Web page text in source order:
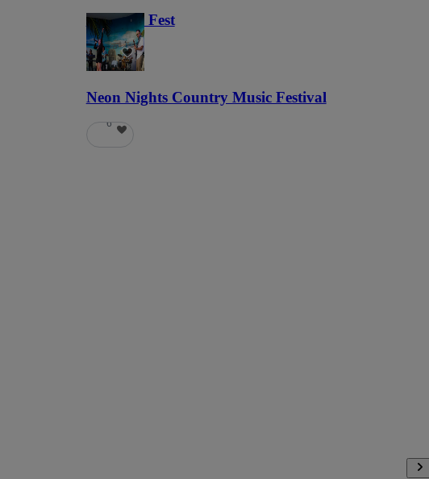
Haunted Fest
58
Neon Nights Country Music Festival
6